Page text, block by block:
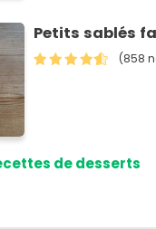
Petits sablés
(858
de desserts